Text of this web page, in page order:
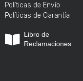
Políticas de Envío
Políticas de Garantía
Libro de
Reclamaciones